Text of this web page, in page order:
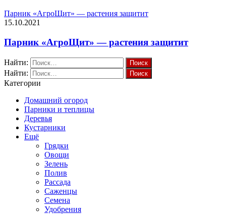
Парник «АгроЩит» — растения защитит
15.10.2021
Парник «АгроЩит» — растения защитит
Найти:
Найти:
Категории
Домашний огород
Парники и теплицы
Деревья
Кустарники
Ещё
Грядки
Овощи
Зелень
Полив
Рассада
Саженцы
Семена
Удобрения